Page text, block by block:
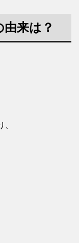
来は？
、